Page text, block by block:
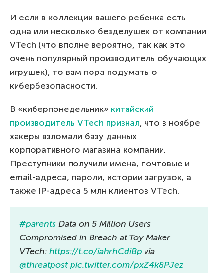
И если в коллекции вашего ребенка есть
одна или несколько безделушек от компании
VTech (что вполне вероятно, так как это
очень популярный производитель обучающих
игрушек), то вам пора подумать о
кибербезопасности.
В «киберпонедельник» китайский
производитель VTech признал, что в ноябре
хакеры взломали базу данных
корпоративного магазина компании.
Преступники получили имена, почтовые и
email-адреса, пароли, истории загрузок, а
также IP-адреса 5 млн клиентов VTech.
#parents Data on 5 Million Users
Compromised in Breach at Toy Maker
VTech: https://t.co/iahrhCdiBp via
@threatpost pic.twitter.com/pxZ4k8PJez